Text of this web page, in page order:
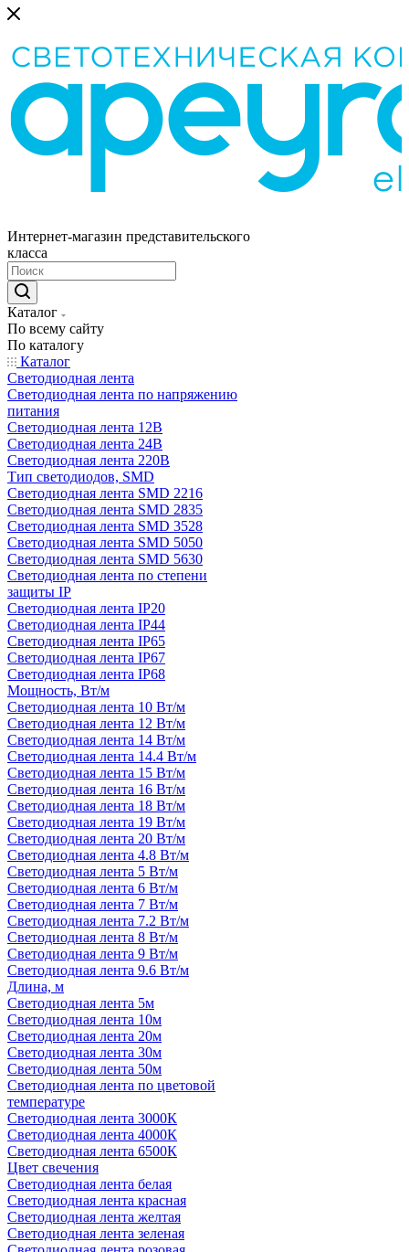
Интернет-магазин представительского
класса
Каталог
По всему сайту
По каталогу
Каталог
Светодиодная лента
Светодиодная лента по напряжению
питания
Светодиодная лента 12В
Светодиодная лента 24В
Светодиодная лента 220В
Тип светодиодов, SMD
Cветодиодная лента SMD 2216
Светодиодная лента SMD 2835
Светодиодная лента SMD 3528
Светодиодная лента SMD 5050
Светодиодная лента SMD 5630
Светодиодная лента по степени
защиты IP
Светодиодная лента IP20
Светодиодная лента IP44
Светодиодная лента IP65
Светодиодная лента IP67
Светодиодная лента IP68
Мощность, Вт/м
Светодиодная лента 10 Вт/м
Светодиодная лента 12 Вт/м
Светодиодная лента 14 Вт/м
Светодиодная лента 14.4 Вт/м
Светодиодная лента 15 Вт/м
Светодиодная лента 16 Вт/м
Светодиодная лента 18 Вт/м
Светодиодная лента 19 Вт/м
Светодиодная лента 20 Вт/м
Светодиодная лента 4.8 Вт/м
Светодиодная лента 5 Вт/м
Светодиодная лента 6 Вт/м
Светодиодная лента 7 Вт/м
Светодиодная лента 7.2 Вт/м
Светодиодная лента 8 Вт/м
Светодиодная лента 9 Вт/м
Светодиодная лента 9.6 Вт/м
Длина, м
Светодиодная лента 5м
Светодиодная лента 10м
Светодиодная лента 20м
Светодиодная лента 30м
Светодиодная лента 50м
Светодиодная лента по цветовой
температуре
Светодиодная лента 3000К
Светодиодная лента 4000К
Светодиодная лента 6500К
Цвет свечения
Светодиодная лента белая
Светодиодная лента красная
Светодиодная лента желтая
Светодиодная лента зеленая